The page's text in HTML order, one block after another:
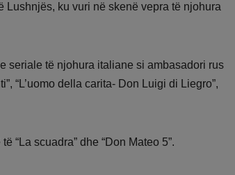
Lushnjës, ku vuri në skenë vepra të njohura
seriale të njohura italiane si ambasadori rus
“L’uomo della carita- Don Luigi di Liegro”,
“La scuadra” dhe “Don Mateo 5”.